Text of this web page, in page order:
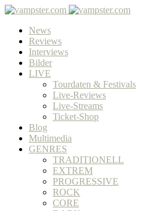
News
Reviews
Interviews
Bilder
LIVE
Tourdaten & Festivals
Live-Reviews
Live-Streams
Ticket-Shop
Blog
Multimedia
GENRES
TRADITIONELL
EXTREM
PROGRESSIVE
ROCK
CORE